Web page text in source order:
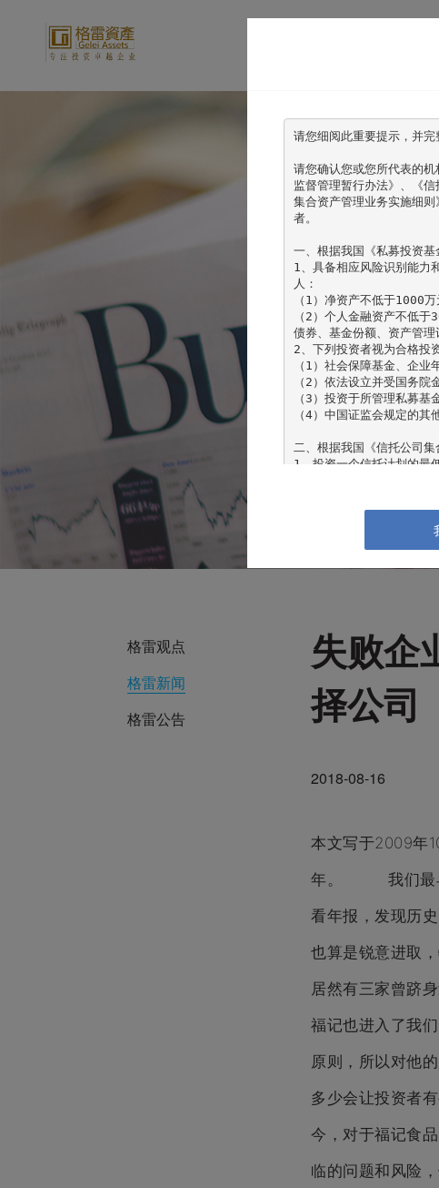
格雷观点
格雷新闻
格雷公告
失败
择公司
2018-08-16
本文写于2009年
年。 我们最早接
看年报，发现历
也算是锐意进取
居然有三家曾跻
福记也进入了我
原则，所以对他
多少会让投资者
今，对于福记食
临的问题和风险
请您细阅此重要提示，并完
请您确认您或您所代表的
监督管理暂行办法》、《
集合资产管理业务实施细
者。
一、根据我国《私募投资
1、具备相应风险识别能力
人：
（1）净资产不低于1000万
（2）个人金融资产不低
债券、基金份额、资产管理
2、下列投资者视为合格投
（1）社会保障基金、企业
（2）依法设立并受国务院
（3）投资于所管理私募基
（4）中国证监会规定的其
二、根据我国《信托公司
1、投资一个信托计划的最
且能提供相关收入证明的自
三、根据我国《证券公司
如果确认您或您所代表的
您不同意任何有关条款，请
“本网站”指由北京格雷资
站所发布的信息、观点和
诺及时更新不准确或过时的
式确认。投资有风险，投